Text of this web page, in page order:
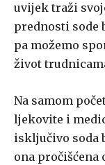
uvijek traži
prednosti sode
pa možemo
život
Na samom
ljekovite i
isključivo soda
ona pročišćena